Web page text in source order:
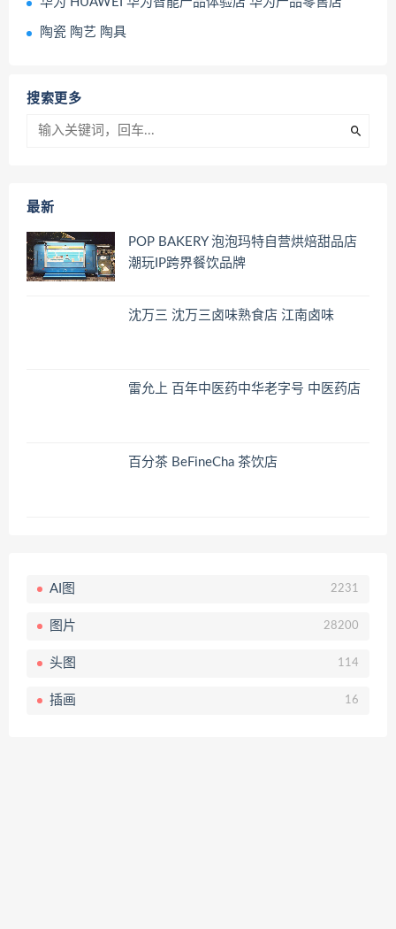
陶瓷 陶艺 陶具
搜索更多
最新
POP BAKERY 泡泡玛特自营烘焙甜品店
潮玩IP跨界餐饮品牌
沈万三 沈万三卤味熟食店 江南卤味
雷允上 百年中医药中华老字号 中医药店
百分茶 BeFineCha 茶饮店
AI图 2231
图片 28200
头图 114
插画 16